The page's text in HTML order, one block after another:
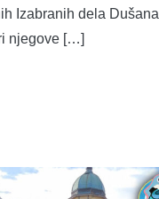
Izabranih dela Dušana
njegove […]